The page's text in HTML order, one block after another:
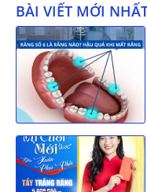
BÀI VIẾT MỚI